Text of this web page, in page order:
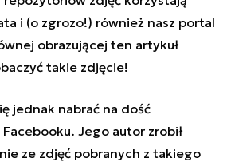
i (o zgrozo!) również nasz portal
obrazującej ten artykuł
takie zdjęcie!
jednak nabrać na dość
Jego autor zrobił
ze zdjęć pobranych z takiego